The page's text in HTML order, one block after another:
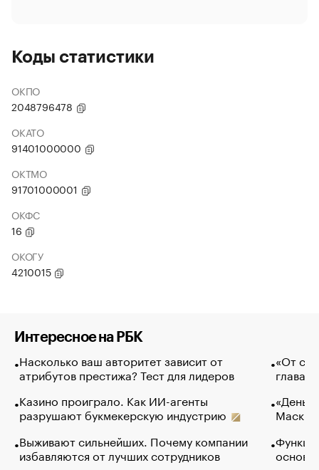
Коды статистики
ОКПО
2048796478
ОКАТО
91401000000
ОКТМО
91701000001
ОКФС
16
ОКОГУ
4210015
Интересное на РБК
Насколько ваш авторитет зависит от
атрибутов престижа? Тест для лидеров
Казино проиграло. Как ИИ-агенты
разрушают букмекерскую индустрию
Выживают сильнейших. Почему компании
избавляются от лучших сотрудников
«От
глава
Маск в
основ